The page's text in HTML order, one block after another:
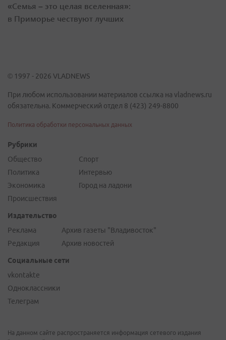
«Семья – это целая вселенная»:
в Приморье чествуют лучших
© 1997 - 2026 VLADNEWS
При любом использовании материалов ссылка на vladnews.ru
обязательна. Коммерческий отдел 8 (423) 249-8800
Политика обработки персональных данных
Рубрики
Общество
Политика
Экономика
Происшествия
Спорт
Интервью
Город на ладони
Издательство
Реклама
Редакция
Архив газеты "Владивосток"
Архив новостей
Социальные сети
vkontakte
Одноклассники
Телеграм
На данном сайте распространяется информация сетевого издания